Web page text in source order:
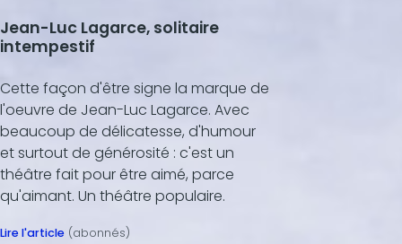
Jean-Luc Lagarce, solitaire
intempestif
Cette façon d'être signe la marque de
l'oeuvre de Jean-Luc Lagarce. Avec
beaucoup de délicatesse, d'humour
et surtout de générosité : c'est un
théâtre fait pour être aimé, parce
qu'aimant. Un théâtre populaire.
Lire l'article (abonnés)